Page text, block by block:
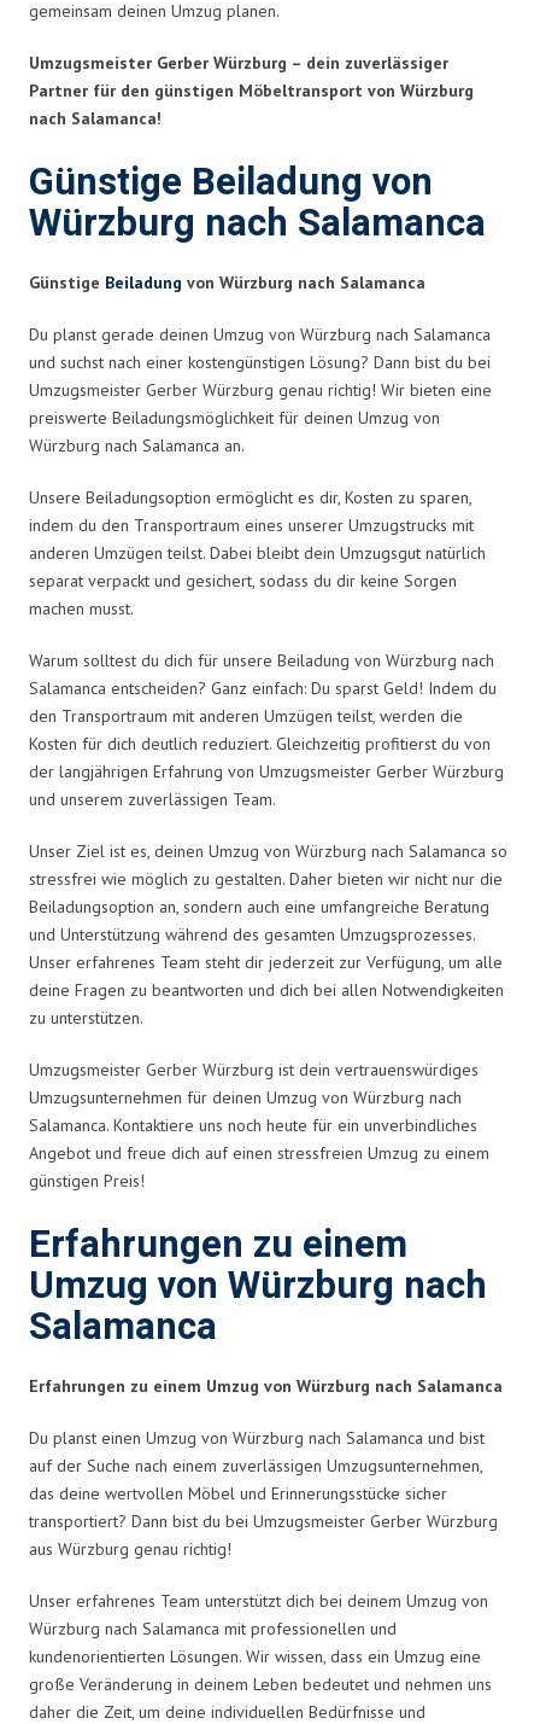
gemeinsam deinen Umzug planen.
Umzugsmeister Gerber Würzburg – dein zuverlässiger
Partner für den günstigen Möbeltransport von Würzburg
nach Salamanca!
Günstige Beiladung von
Würzburg nach Salamanca
Günstige Beiladung von Würzburg nach Salamanca
Du planst gerade deinen Umzug von Würzburg nach Salamanca
und suchst nach einer kostengünstigen Lösung? Dann bist du bei
Umzugsmeister Gerber Würzburg genau richtig! Wir bieten eine
preiswerte Beiladungsmöglichkeit für deinen Umzug von
Würzburg nach Salamanca an.
Unsere Beiladungsoption ermöglicht es dir, Kosten zu sparen,
indem du den Transportraum eines unserer Umzugstrucks mit
anderen Umzügen teilst. Dabei bleibt dein Umzugsgut natürlich
separat verpackt und gesichert, sodass du dir keine Sorgen
machen musst.
Warum solltest du dich für unsere Beiladung von Würzburg nach
Salamanca entscheiden? Ganz einfach: Du sparst Geld! Indem du
den Transportraum mit anderen Umzügen teilst, werden die
Kosten für dich deutlich reduziert. Gleichzeitig profitierst du von
der langjährigen Erfahrung von Umzugsmeister Gerber Würzburg
und unserem zuverlässigen Team.
Unser Ziel ist es, deinen Umzug von Würzburg nach Salamanca so
stressfrei wie möglich zu gestalten. Daher bieten wir nicht nur die
Beiladungsoption an, sondern auch eine umfangreiche Beratung
und Unterstützung während des gesamten Umzugsprozesses.
Unser erfahrenes Team steht dir jederzeit zur Verfügung, um alle
deine Fragen zu beantworten und dich bei allen Notwendigkeiten
zu unterstützen.
Umzugsmeister Gerber Würzburg ist dein vertrauenswürdiges
Umzugsunternehmen für deinen Umzug von Würzburg nach
Salamanca. Kontaktiere uns noch heute für ein unverbindliches
Angebot und freue dich auf einen stressfreien Umzug zu einem
günstigen Preis!
Erfahrungen zu einem
Umzug von Würzburg nach
Salamanca
Erfahrungen zu einem Umzug von Würzburg nach Salamanca
Du planst einen Umzug von Würzburg nach Salamanca und bist
auf der Suche nach einem zuverlässigen Umzugsunternehmen,
das deine wertvollen Möbel und Erinnerungsstücke sicher
transportiert? Dann bist du bei Umzugsmeister Gerber Würzburg
aus Würzburg genau richtig!
Unser erfahrenes Team unterstützt dich bei deinem Umzug von
Würzburg nach Salamanca mit professionellen und
kundenorientierten Lösungen. Wir wissen, dass ein Umzug eine
große Veränderung in deinem Leben bedeutet und nehmen uns
daher die Zeit, um deine individuellen Bedürfnisse und